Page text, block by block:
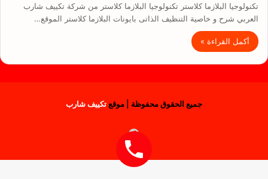
تكنولوجيا البلازما كلاستر تكنولوجيا البلازما كلاستر من شركة تكييف شارب
العربي شرح و خاصية التنظيف الذاتى بايونات البلازما كلاستر الموقع…
أكمل القراءة »
جميع الحقوق محفوظة | موقع تكييف شارب
فيسبوك